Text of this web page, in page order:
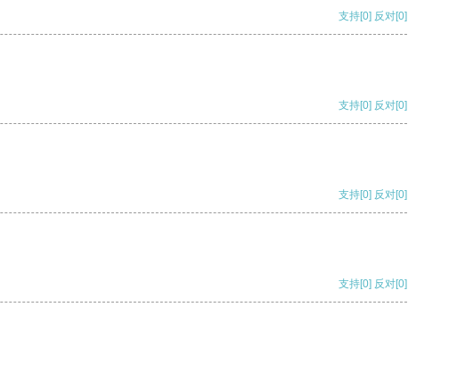
支持[0] 反对[0]
支持[0] 反对[0]
支持[0] 反对[0]
支持[0] 反对[0]